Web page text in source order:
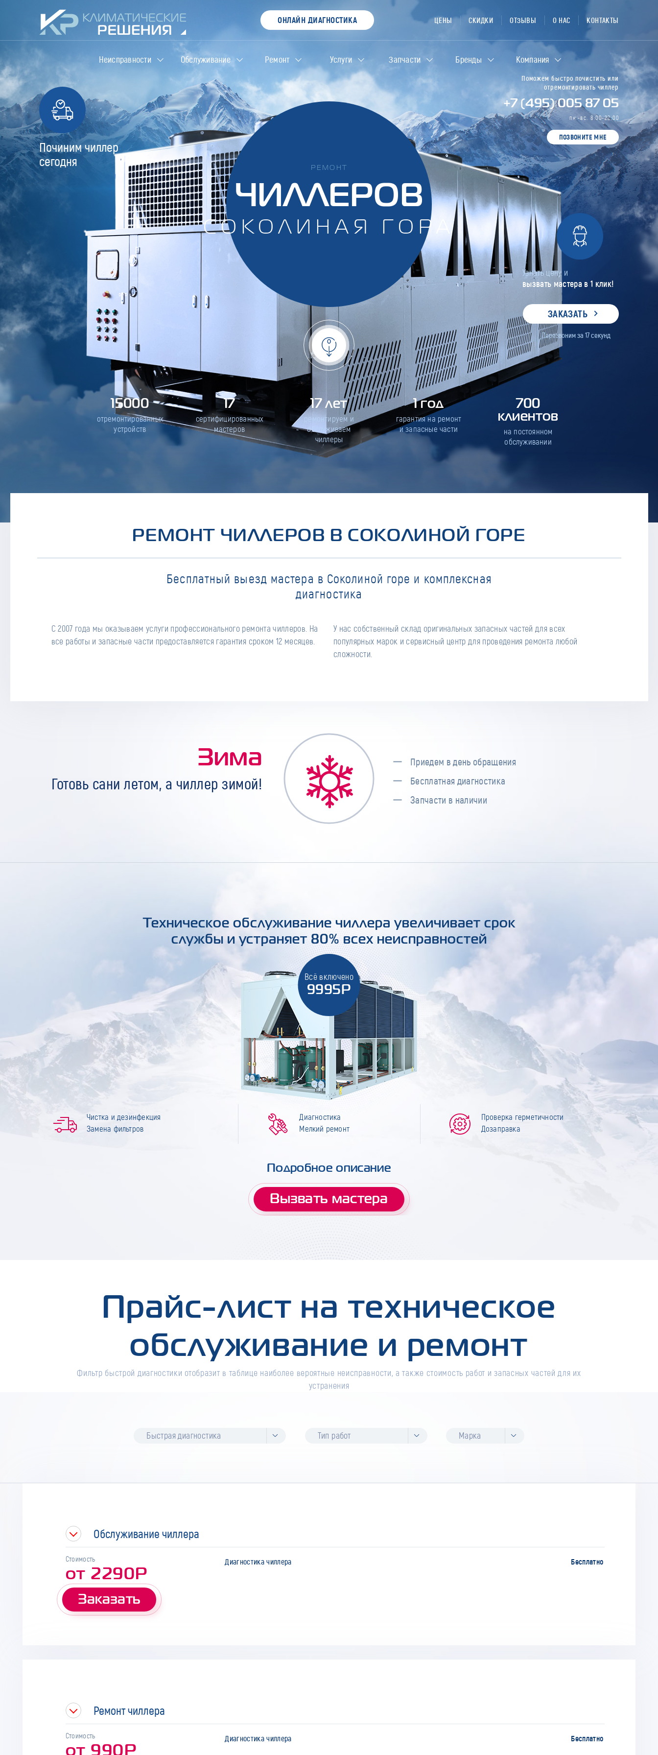
РЕМОНТ
ЧИЛЛЕРОВ
СОКОЛИНАЯ ГОРА
Поможем быстро почистить или
отремонтировать чиллер
+7 (495) 005 87 05
пн.-вс. 8:00-22:00
ПОЗВОНИТЕ МНЕ
Починим чиллер
сегодня
Узнать цену и
вызвать мастера в 1 клик!
ЗАКАЗАТЬ
Перезвоним за 17секунд
15000
отремонтированных
устройств
17
сертифицированных
мастеров
17 лет
ремонтируем и
обслуживаем
чиллеры
1 год
гарантия на ремонт
и запасные части
700
клиентов
на постоянном
обслуживании
РЕМОНТ ЧИЛЛЕРОВ В СОКОЛИНОЙ ГОРЕ
Бесплатный выезд мастера в Соколиной горе и комплексная
диагностика
С 2007 года мы оказываем услуги профессионального ремонта чиллеров. На
все работы и запасные части предоставляется гарантия сроком 12 месяцев.
У нас собственный склад оригинальных запасных частей для всех
популярных марок и сервисный центр для проведения ремонта любой
сложности.
Зима
Готовь сани летом, а чиллер зимой!
Приедем в день обращения
Бесплатная диагностика
Запчасти в наличии
Техническое обслуживание чиллера увеличивает срок
службы и устраняет 80% всех неисправностей
Всё включено
9995Р
Чистка и дезинфекция
Замена фильтров
Диагностика
Мелкий ремонт
Проверка герметичности
Дозаправка
Подробное описание
Вызвать мастера
Прайс-лист на техническое
обслуживание и ремонт
Фильтр быстрой диагностики отобразит в таблице наиболее вероятные неисправности, а также стоимость работ и запасных частей для их
устранения
Быстрая диагностика Тип работ Марка
Обслуживание чиллера
Диагностика чиллера Бесплатно
Стоимость
от 2290Р
Заказать
Ремонт чиллера
Диагностика чиллера Бесплатно
Стоимость
от 990Р
ЦЕНЫ СКИДКИ ОТЗЫВЫ О НАС КОНТАКТЫ
Неисправности Обслуживание Ремонт Услуги Запчасти Бренды Компания
ОНЛАЙН ДИАГНОСТИКА